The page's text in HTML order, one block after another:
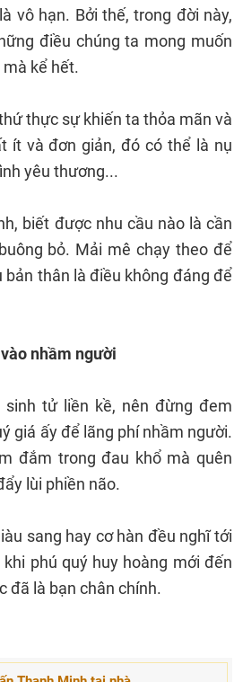
vô hạn. Bởi thế, trong đời này,
điều chúng ta mong muốn
mà kể hết.
thực sự khiến ta thỏa mãn và
ít và đơn giản, đó có thể là nụ
yêu thương...
biết được nhu cầu nào là cần
bỏ. Mải mê chạy theo để
thân là điều không đáng để
nhầm người
sinh tử liền kề, nên đừng đem
giá ấy để lãng phí nhầm người.
đắm trong đau khổ mà quên
lùi phiền não.
sang hay cơ hàn đều nghĩ tới
phú quý huy hoàng mới đến
đã là bạn chân chính.